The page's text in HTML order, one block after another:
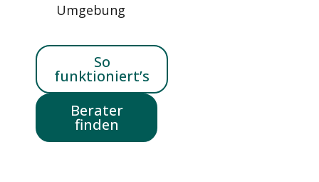
Umgebung
So
funktioniert’s
Berater
finden